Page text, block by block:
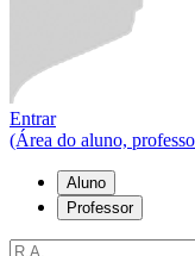
Entrar
(Área do aluno,
Aluno
Professor